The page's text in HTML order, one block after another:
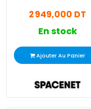
2 949,000 DT
En stock
Ajouter Au Panier